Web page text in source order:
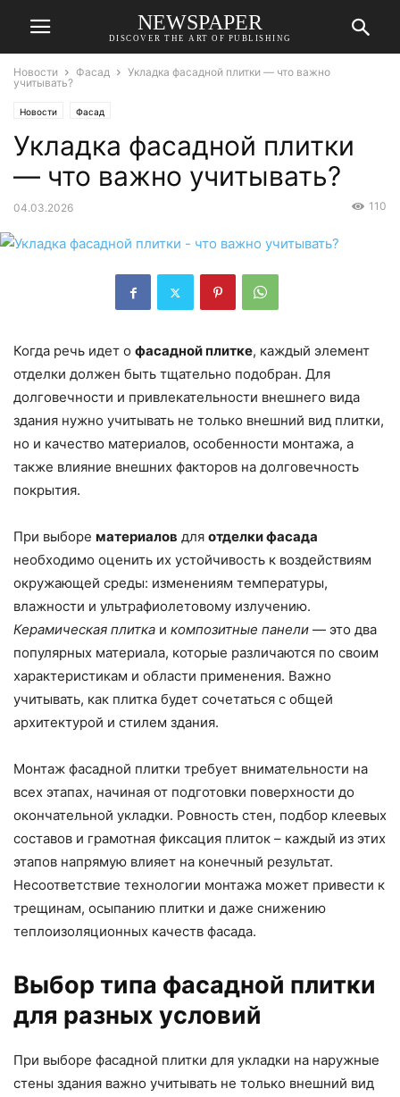
NEWSPAPER
DISCOVER THE ART OF PUBLISHING
Новости Фасад
Укладка фасадной плитки — что важно
учитывать?
Новости Фасад
Укладка фасадной плитки
— что важно учитывать?
04.03.2026 110
Когда речь идет о фасадной плитке, каждый элемент
отделки должен быть тщательно подобран. Для
долговечности и привлекательности внешнего вида
здания нужно учитывать не только внешний вид плитки,
но и качество материалов, особенности монтажа, а
также влияние внешних факторов на долговечность
покрытия.
При выборе материалов для отделки фасада
необходимо оценить их устойчивость к воздействиям
окружающей среды: изменениям температуры,
влажности и ультрафиолетовому излучению.
Керамическая плитка и композитные панели — это два
популярных материала, которые различаются по своим
характеристикам и области применения. Важно
учитывать, как плитка будет сочетаться с общей
архитектурой и стилем здания.
Монтаж фасадной плитки требует внимательности на
всех этапах, начиная от подготовки поверхности до
окончательной укладки. Ровность стен, подбор клеевых
составов и грамотная фиксация плиток – каждый из этих
этапов напрямую влияет на конечный результат.
Несоответствие технологии монтажа может привести к
трещинам, осыпанию плитки и даже снижению
теплоизоляционных качеств фасада.
Выбор типа фасадной плитки
для разных условий
При выборе фасадной плитки для укладки на наружные
стены здания важно учитывать не только внешний вид